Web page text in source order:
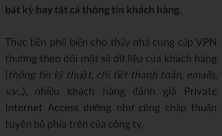
bất kỳ hay tất cả thông tin khách hàng.
Thực tiễn phổ biến cho thấy nhà cung cấp VPN
thường theo dõi một số dữ liệu của khách hàng
(thông tin kỹ thuật, chi tiết thanh toán, emails,
v.v... ), nhiều khách hàng đánh giá Private
Internet Access dường như cũng chấp thuận
tuyên bố phía trên của công ty.